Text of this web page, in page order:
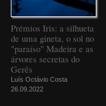
Prémios Iris: a silhueta
de uma gineta, o sol no
"paraíso" Madeira e as
árvores secretas do
Gerês
Luís Octávio Costa
26.09.2022